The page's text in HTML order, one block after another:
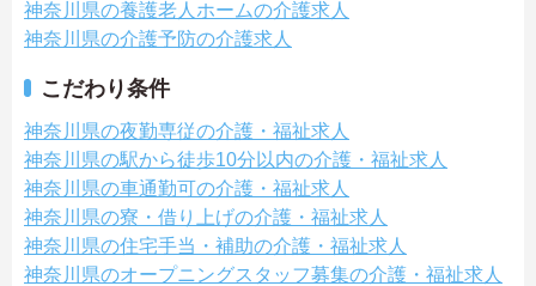
神奈川県の養護老人ホームの介護求人
神奈川県の介護予防の介護求人
こだわり条件
神奈川県の夜勤専従の介護・福祉求人
神奈川県の駅から徒歩10分以内の介護・福祉求人
神奈川県の車通勤可の介護・福祉求人
神奈川県の寮・借り上げの介護・福祉求人
神奈川県の住宅手当・補助の介護・福祉求人
神奈川県のオープニングスタッフ募集の介護・福祉求人